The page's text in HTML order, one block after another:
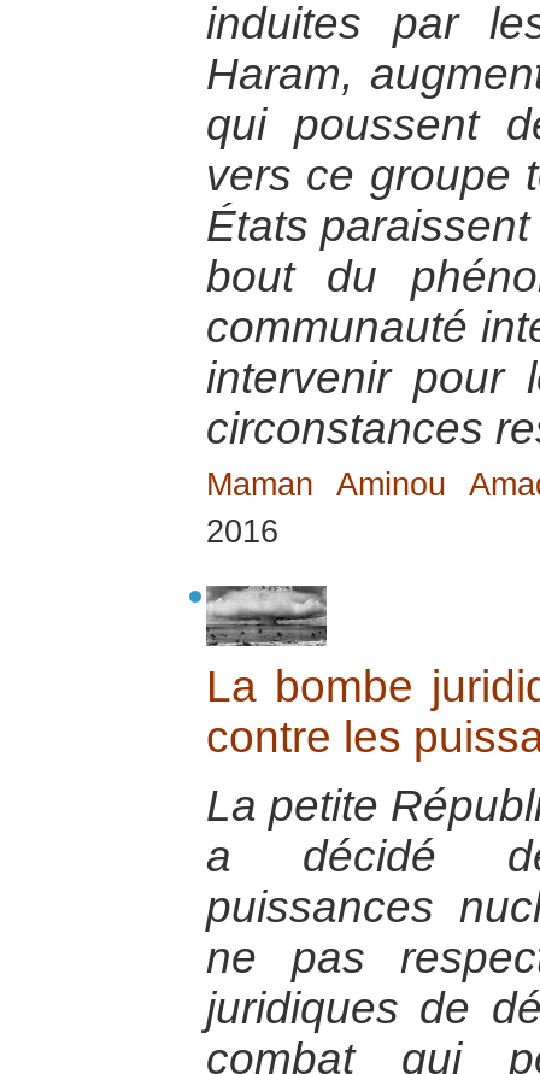
induites par
Haram,
qui poussent
vers ce groupe
États
bout du
communauté
intervenir pour
circonstances
Maman Aminou
2016
La bombe
contre les
La petite
a décidé
puissances
ne pas
juridiques de
combat qui